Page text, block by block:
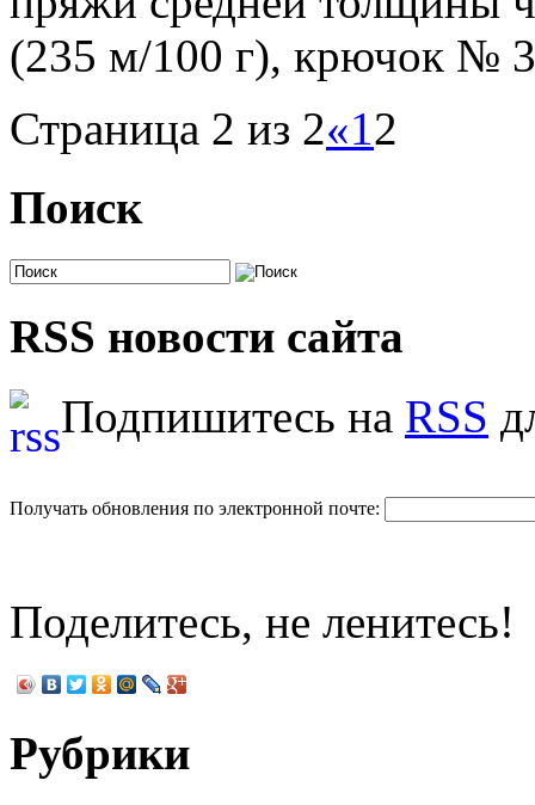
(235 м/100 г), крючок №
Страница 2 из 2«12
Поиск
RSS новости сайта
Подпишитесь на RSS
Получать обновления по электронной почте:
Поделитесь, не ленитесь!
Рубрики